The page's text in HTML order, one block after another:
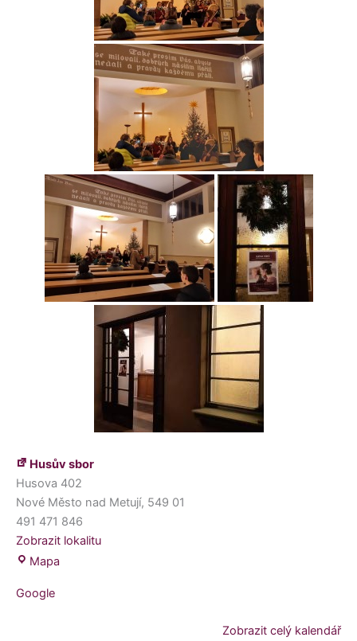
Husův sbor
Husova 402
Nové Město nad Metují, 549 01
491 471 846
Zobrazit lokalitu
Mapa
Google
Zobrazit celý kalendář